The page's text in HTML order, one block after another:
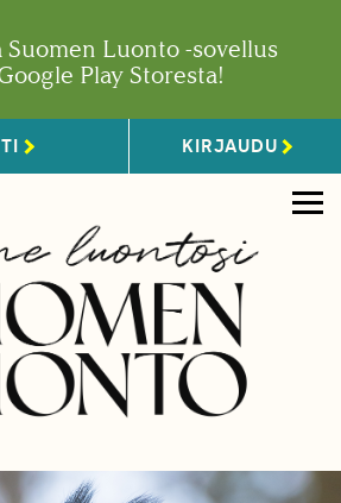
Suomen Luonto -sovellus
Play Storesta!
KIRJAUDU